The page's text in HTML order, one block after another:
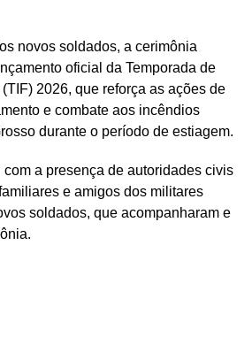
novos soldados, a cerimônia
oficial da Temporada de
2026, que reforça as ações de
e combate aos incêndios
durante o período de estiagem.
a presença de autoridades civis
e amigos dos militares
soldados, que acompanharam e